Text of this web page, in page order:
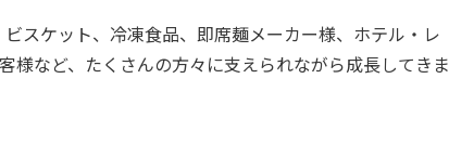
スケット、冷凍食品、即席麺メーカー様、ホテル・レ
様など、たくさんの方々に支えられながら成長してきま